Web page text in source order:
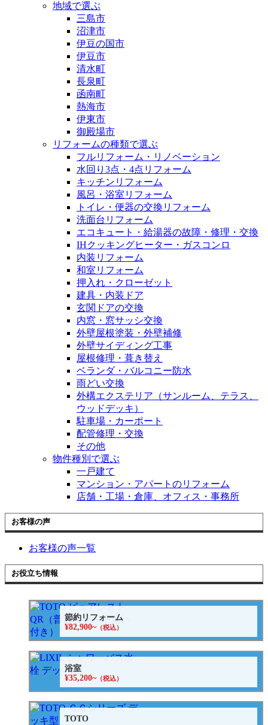
地域で選ぶ
三島市
沼津市
伊豆の国市
伊豆市
清水町
長泉町
函南町
熱海市
伊東市
御殿場市
リフォームの種類で選ぶ
フルリフォーム・リノベーション
水回り3点・4点リフォーム
キッチンリフォーム
風呂・浴室リフォーム
トイレ・便器の交換リフォーム
洗面台リフォーム
エコキュート・給湯器の故障・修理・交換
IHクッキングヒーター・ガスコンロ
内装リフォーム
和室リフォーム
押入れ・クローゼット
建具・内装ドア
玄関ドアの交換
内窓・窓サッシ交換
外壁屋根塗装・外壁補修
外壁サイディング工事
屋根修理・葺き替え
ベランダ・バルコニー防水
雨どい交換
外構エクステリア（サンルーム、テラス、
ウッドデッキ）
駐車場・カーポート
配管修理・交換
その他
物件種別で選ぶ
一戸建て
マンション・アパートのリフォーム
店舗・工場・倉庫、オフィス・事務所
お客様の声
お客様の声一覧
お役立ち情報
節約リフォーム
¥82,900~（税込）
浴室
¥35,200~（税込）
TOTO